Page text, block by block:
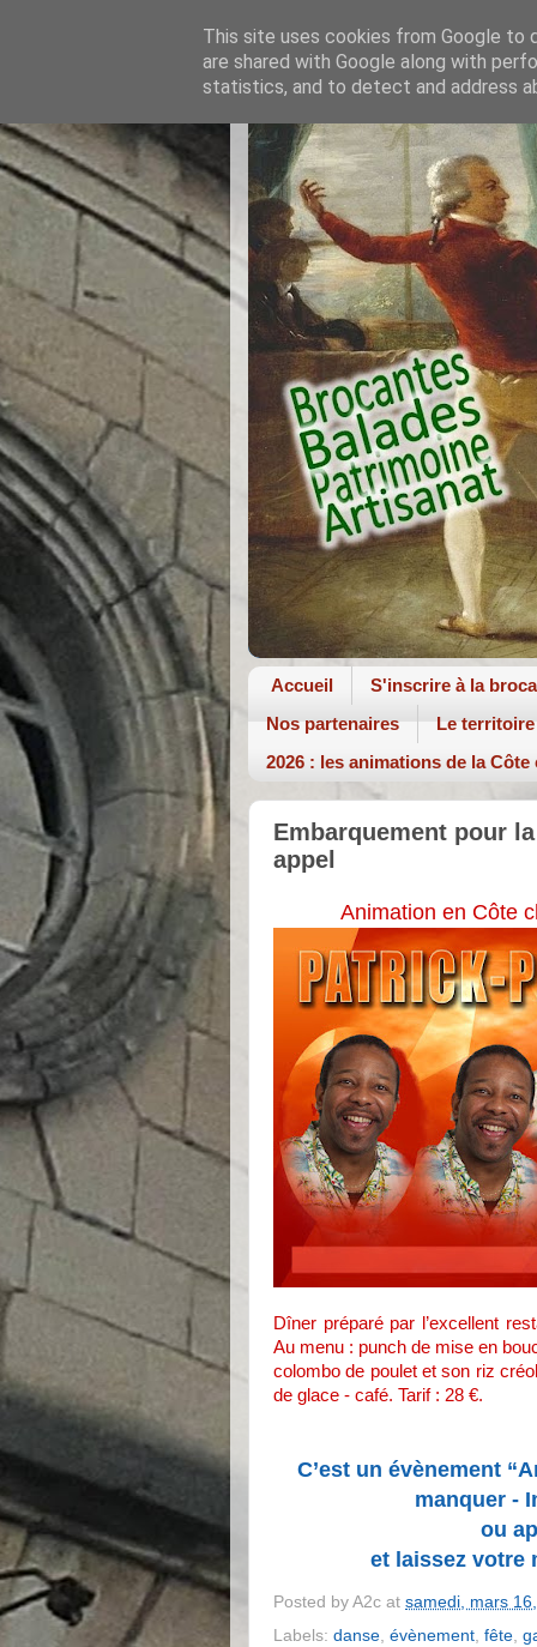
Accueil
S'inscrire à la
Nos partenaires
Le territoire
2026 : les animations de la
Embarquement pour
appel
Animation en Côte
Dîner préparé par l’excellent
Au menu : punch de mise en
colombo de poulet et son riz
de glace - café. Tarif : 28 €.
C’est un évènement
manquer -
ou
et laissez votre
Posted by A2c at samedi, mars
Labels: danse évènement fête
This site uses cookies from Google to
are shared with Google along with
statistics, and to detect and address